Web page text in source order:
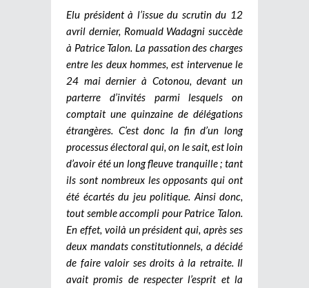
Elu président à l’issue du scrutin du 12
avril dernier, Romuald Wadagni succède
à Patrice Talon. La passation des charges
entre les deux hommes, est intervenue le
24 mai dernier à Cotonou, devant un
parterre d’invités parmi lesquels on
comptait une quinzaine de délégations
étrangères. C’est donc la fin d’un long
processus électoral qui, on le sait, est loin
d’avoir été un long fleuve tranquille ; tant
ils sont nombreux les opposants qui ont
été écartés du jeu politique. Ainsi donc,
tout semble accompli pour Patrice Talon.
En effet, voilà un président qui, après ses
deux mandats constitutionnels, a décidé
de faire valoir ses droits à la retraite. Il
avait promis de respecter l’esprit et la